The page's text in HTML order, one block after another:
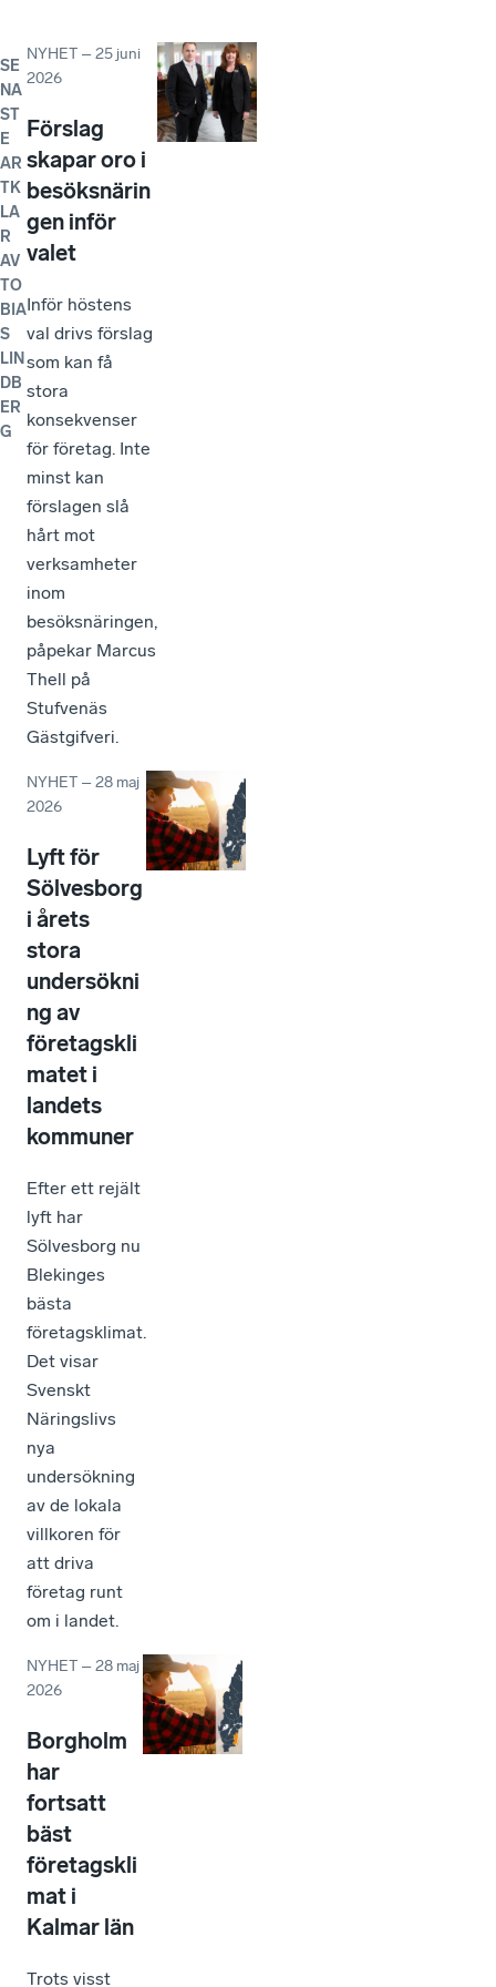
SE
NA
ST
E
AR
TK
LA
R
AV
TO
BIA
S
LIN
DB
ER
G
NYHET –25 juni
2026
Förslag
skapar oro i
besöksnärin
gen inför
valet
Inför höstens
val drivs förslag
som kan få
stora
konsekvenser
för företag. Inte
minst kan
förslagen slå
hårt mot
verksamheter
inom
besöksnäringen,
påpekar Marcus
Thell på
Stufvenäs
Gästgifveri.
NYHET –28 maj
2026
Lyft för
Sölvesborg
i årets
stora
undersökni
ng av
företagskli
matet i
landets
kommuner
Efter ett rejält
lyft har
Sölvesborg nu
Blekinges
bästa
företagsklimat.
Det visar
Svenskt
Näringslivs
nya
undersökning
av de lokala
villkoren för
att driva
företag runt
om i landet.
NYHET –28 maj
2026
Borgholm
har
fortsatt
bäst
företagskli
mat i
Kalmar län
Trots visst